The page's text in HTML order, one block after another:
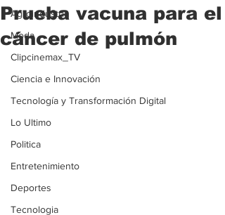
Agroindustria
Moda
Clipcinemax_TV
Ciencia e Innovación
Tecnología y Transformación Digital
Lo Ultimo
Politica
Entretenimiento
Deportes
Tecnologia
Prueba vacuna para el
cáncer de pulmón